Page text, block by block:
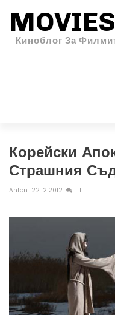
Киноблог За
Корейски
Страшния
Anton 22.12.2012 1